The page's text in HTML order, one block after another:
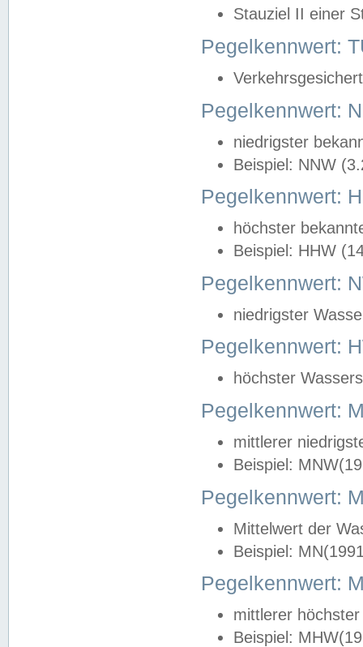
Stauziel II einer
Pegelkennwert:
Pegelkennwert:
niedrigster
Beispiel: NNW
Pegelkennwert:
höchster
Beispiel: HHW
Pegelkennwert:
niedrigster
Pegelkennwert:
höchster
Pegelkennwert:
mittlerer
Beispiel:
Pegelkennwert:
Mittelwert der
Beispiel:
Pegelkennwert:
mittlerer
Beispiel: